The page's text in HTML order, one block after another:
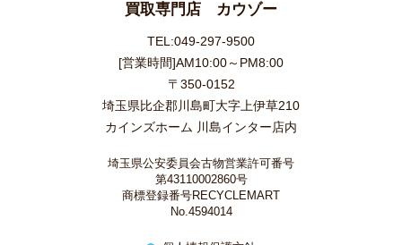
買取専門店 カウゾー
TEL:049-297-9500
[営業時間]AM10:00～PM8:00
〒350-0152
埼玉県比企郡川島町大字上伊草210
カインズホーム 川島インター店内
埼玉県公安委員会古物営業許可番号
第43110002860号
商標登録番号RECYCLEMART
No.4594014